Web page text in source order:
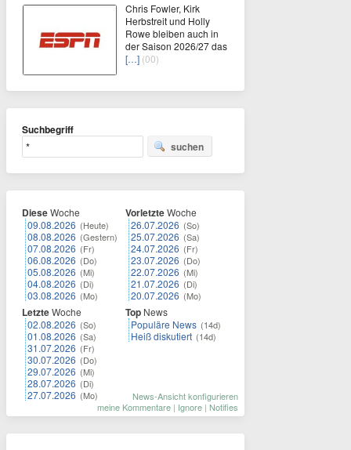
Chris Fowler, Kirk
Herbstreit und Holly
Rowe bleiben auch in
der Saison 2026/27 das
[…] (00)
Suchbegriff
suchen
DieseWoche
09.08.2026 (Heute)
08.08.2026 (Gestern)
07.08.2026 (Fr)
06.08.2026 (Do)
05.08.2026 (Mi)
04.08.2026 (Di)
03.08.2026 (Mo)
LetzteWoche
02.08.2026 (So)
01.08.2026 (Sa)
31.07.2026 (Fr)
30.07.2026 (Do)
29.07.2026 (Mi)
28.07.2026 (Di)
27.07.2026 (Mo)
VorletzteWoche
26.07.2026 (So)
25.07.2026 (Sa)
24.07.2026 (Fr)
23.07.2026 (Do)
22.07.2026 (Mi)
21.07.2026 (Di)
20.07.2026 (Mo)
Top News
Populäre News (14d)
Heiß diskutiert (14d)
News-Ansicht konfigurieren
meine Kommentare | Ignore | Notifies